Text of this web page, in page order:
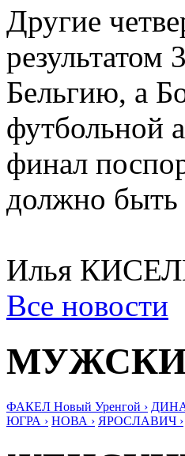
Другие
Бельгию, а
футбольной
финал
должно быть
Илья
Все новости
ФАКЕЛ Новый Уренгой ›
ЮГРА › НОВА › ЯРОСЛАВИЧ ›